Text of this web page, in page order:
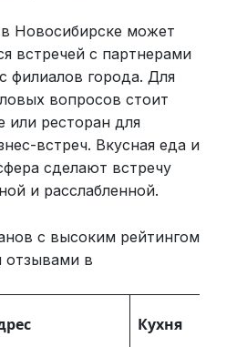
Новосибирске может
встречей с партнерами
филиалов города. Для
вопросов стоит
или ресторан для
встреч. Вкусная еда и
сделают встречу
и расслабленной.
с высоким рейтингом
отзывами в
Кухня